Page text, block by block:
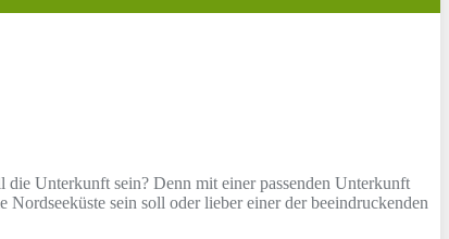
Unterkunft sein? Denn mit einer passenden Unterkunft
sein soll oder lieber einer der beeindruckenden